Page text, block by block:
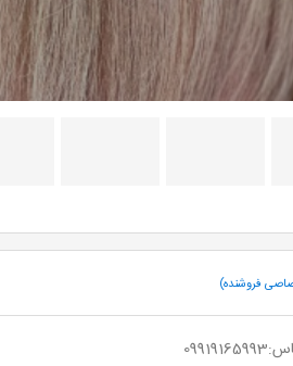
فروشنده)